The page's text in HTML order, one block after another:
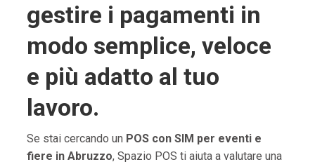
gestire i pagamenti in
modo semplice, veloce
e più adatto al tuo
lavoro.
Se stai cercando un POS con SIM per eventi e
fiere in Abruzzo, Spazio POS ti aiuta a valutare una